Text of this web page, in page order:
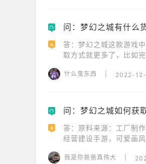
Q 问：梦幻之城有什么
A
答：梦幻之城这款游戏
取方式就更多了，比如
什么鬼东西 2022-
Q 问：梦幻之城如何获
A
答：原料来源：工厂制
经营建设手游，可爱画
我是你爸爸真伟大